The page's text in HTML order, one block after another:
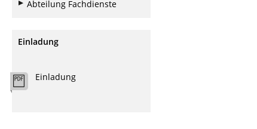
Abteilung Fachdienste
Einladung
Einladung